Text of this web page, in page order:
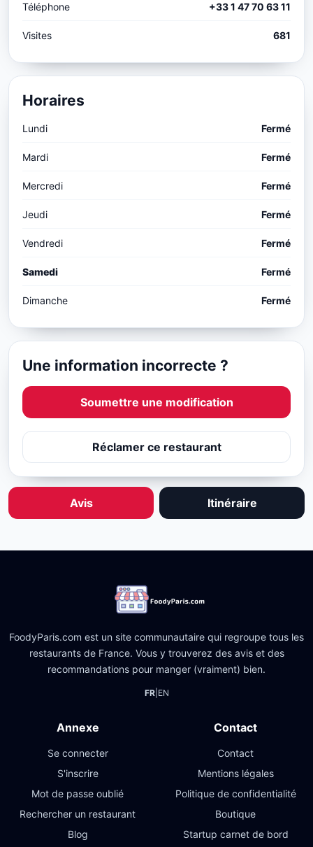
Téléphone +33 1 47 70 63 11
Visites 681
Horaires
Lundi Fermé
Mardi Fermé
Mercredi Fermé
Jeudi Fermé
Vendredi Fermé
Samedi Fermé
Dimanche Fermé
Une information incorrecte ?
Soumettre une modification
Réclamer ce restaurant
Avis Itinéraire
FoodyParis.com est un site communautaire qui regroupe tous les
restaurants de France. Vous y trouverez des avis et des
recommandations pour manger (vraiment) bien.
FR| EN
Annexe
Se connecter
S'inscrire
Mot de passe oublié
Rechercher un restaurant
Blog
Contact
Contact
Mentions légales
Politique de confidentialité
Boutique
Startup carnet de bord